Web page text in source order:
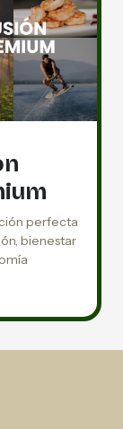
perfecta
bienestar